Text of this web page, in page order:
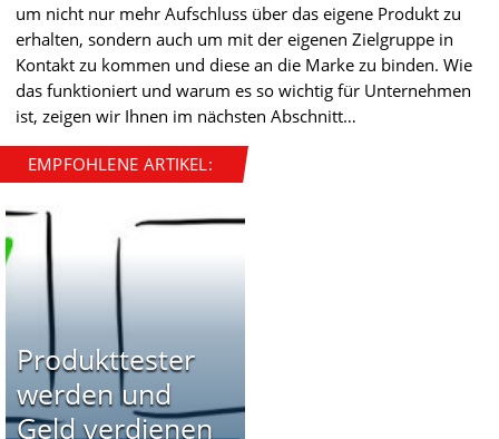
um nicht nur mehr Aufschluss über das eigene Produkt zu
erhalten, sondern auch um mit der eigenen Zielgruppe in
Kontakt zu kommen und diese an die Marke zu binden. Wie
das funktioniert und warum es so wichtig für Unternehmen
ist, zeigen wir Ihnen im nächsten Abschnitt…
EMPFOHLENE ARTIKEL:
Produkttester
werden und
Geld verdienen